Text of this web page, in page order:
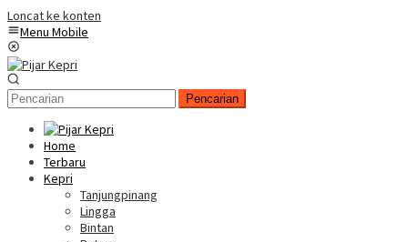
Loncat ke konten
Menu Mobile
Pencarian
Home
Terbaru
Kepri
Tanjungpinang
Lingga
Bintan